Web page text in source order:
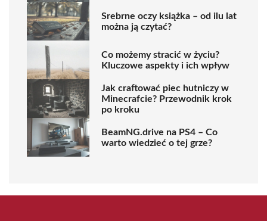
Srebrne oczy książka – od ilu lat
można ją czytać?
Co możemy stracić w życiu?
Kluczowe aspekty i ich wpływ
Jak craftować piec hutniczy w
Minecrafcie? Przewodnik krok
po kroku
BeamNG.drive na PS4 – Co
warto wiedzieć o tej grze?